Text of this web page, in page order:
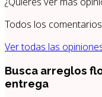
Todos los
Ver todas las
Busca arreglos
entrega